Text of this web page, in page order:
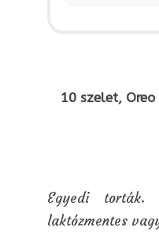
10 szelet,
Egyedi torták.
laktózmentes